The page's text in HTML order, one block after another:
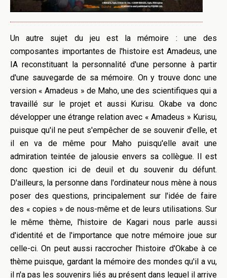
Un autre sujet du jeuest la mémoire : une des
composantes importantes de l'histoire est Amadeus, une
IA reconstituant la personnalité d'une personne à partir
d'une sauvegarde de sa mémoire. On y trouve donc une
version « Amadeus » de Maho, une des scientifiques qui a
travaillé sur le projet et aussi Kurisu. Okabe va donc
développer une étrange relation avec « Amadeus » Kurisu,
puisque qu'il ne peut s'empêcher de se souvenir d'elle, et
il en va de même pour Maho puisqu'elle avait une
admiration teintée de jalousie envers sa collègue. Il est
donc question ici de deuil et du souvenir du défunt.
D'ailleurs, la personne dans l'ordinateur nous mène à nous
poser des questions, principalement sur l'idée de faire
des « copies » de nous-même et de leurs utilisations. Sur
le même thème, l'histoire de Kagarinous parle aussi
d'identité et de l'importance que notre mémoire joue sur
celle-ci. On peut aussi raccrocher l'histoire d'Okabeà ce
thème puisque, gardant la mémoire des mondes qu'il a vu,
il n'a pas les souvenirs liés au présent dans lequel il arrive